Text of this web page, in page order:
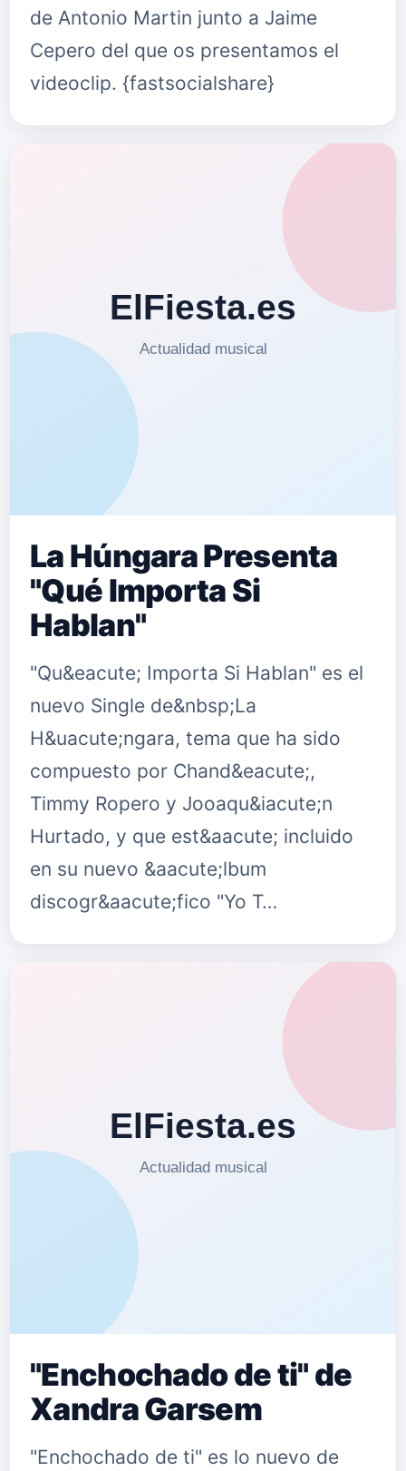
de Antonio Martin junto a Jaime
Cepero del que os presentamos el
videoclip. {fastsocialshare}
La Húngara Presenta
"Qué Importa Si
Hablan"
"Qu&eacute; Importa Si Hablan" es el
nuevo Single de&nbsp;La
H&uacute;ngara, tema que ha sido
compuesto por Chand&eacute;,
Timmy Ropero y Jooaqu&iacute;n
Hurtado, y que est&aacute; incluido
en su nuevo &aacute;lbum
discogr&aacute;fico "Yo T…
"Enchochado de ti" de
Xandra Garsem
"Enchochado de ti" es lo nuevo de